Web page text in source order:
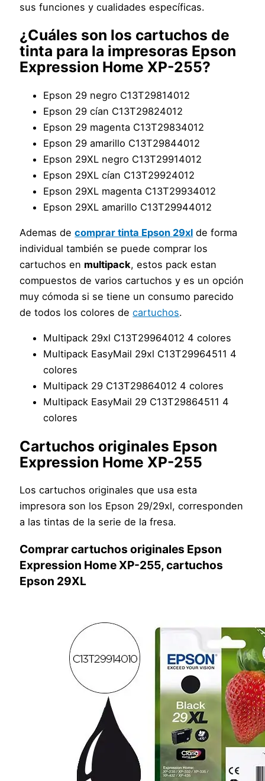
sus funciones y cualidades específicas.
¿Cuáles son los cartuchos de
tinta para la impresoras Epson
Expression Home XP-255?
Epson 29 negro C13T29814012
Epson 29 cían C13T29824012
Epson 29 magenta C13T29834012
Epson 29 amarillo C13T29844012
Epson 29XL negro C13T29914012
Epson 29XL cían C13T29924012
Epson 29XL magenta C13T29934012
Epson 29XL amarillo C13T29944012
Ademas decomprar tinta Epson 29xl de forma
individual también se puede comprar los
cartuchos en multipack, estos pack estan
compuestos de varios cartuchos y es un opción
muy cómoda si se tiene un consumo parecido
de todos los colores decartuchos.
Multipack 29xl C13T29964012 4 colores
Multipack EasyMail 29xl C13T29964511 4
colores
Multipack 29 C13T29864012 4 colores
Multipack EasyMail 29 C13T29864511 4
colores
Cartuchos originales Epson
Expression Home XP-255
Los cartuchos originales que usa esta
impresora son los Epson 29/29xl, corresponden
a las tintas de la serie de la fresa.
Comprar cartuchos originales Epson
Expression Home XP-255, cartuchos
Epson 29XL